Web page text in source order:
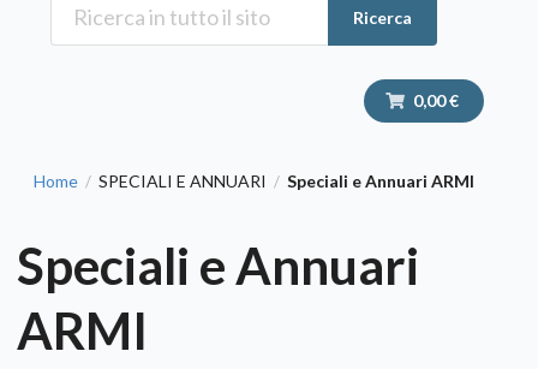
Ricerca
0,00 €
Home / SPECIALI E ANNUARI / Speciali e Annuari ARMI
Speciali e Annuari
ARMI